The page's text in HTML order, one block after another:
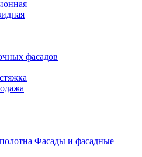
фасадов
Фасады и фасадные